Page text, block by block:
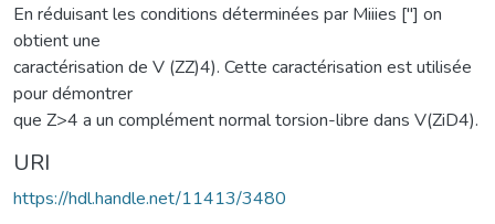
En réduisant les conditions déterminées par Miiies ["] on
obtient une
caractérisation de V (ZZ)4). Cette caractérisation est utilisée
pour démontrer
que Z>4 a un complément normal torsion-libre dans V(ZiD4).
URI
https://hdl.handle.net/11413/3480